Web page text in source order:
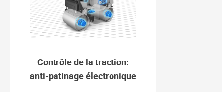
Contrôle de la traction:
anti-patinage électronique